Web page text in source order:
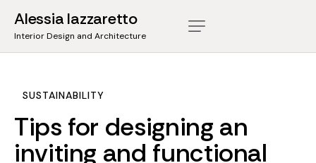
Alessia lazzaretto
Interior Design and Architecture
SUSTAINABILITY
Tips for designing an
inviting and functional